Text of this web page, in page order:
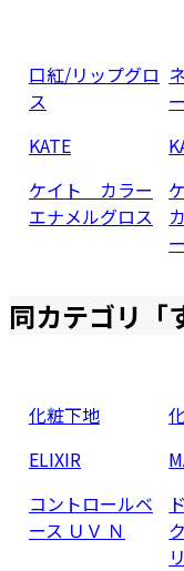
口紅/リップグロ
ス
KATE
ケイト カラー
エナメルグロス
ー
同カテゴリ「
化粧下地
ELIXIR
コントロールベ
ース ＵＶ Ｎ